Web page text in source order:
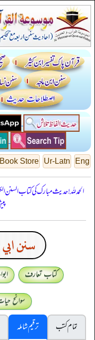
Eng
Ur-Latn
Book Store
الحمدللہ! حدیث مبارک کی کتاب
سنن
کتاب تعارف
سوانح
تمام کتب
ترقیم شاملہ